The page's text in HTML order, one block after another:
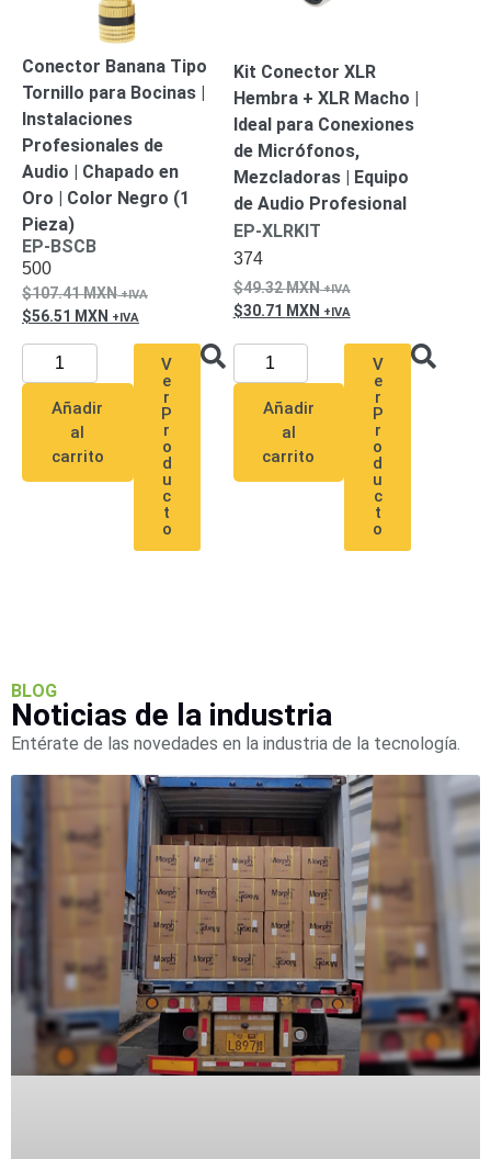
Conector Banana Tipo
Tornillo para Bocinas |
Instalaciones
Profesionales de
Audio | Chapado en
Oro | Color Negro (1
Pieza)
EP-BSCB
500
107.41MXN
56.51 MXN
Añadir
al
carrito
V
e
r
P
r
o
d
u
c
t
o
Kit Conector XLR
Hembra + XLR Macho |
Ideal para Conexiones
de Micrófonos,
Mezcladoras | Equipo
de Audio Profesional
EP-XLRKIT
374
49.32MXN
30.71 MXN
Añadir
al
carrito
V
e
r
P
r
o
d
u
c
t
o
BLOG
Noticias de la industria
Entérate de las novedades en la industria de la tecnología.